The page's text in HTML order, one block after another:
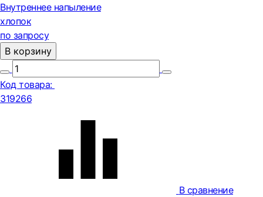
Внутреннее напыление
хлопок
по запросу
В корзину
Код товара:
319266
В сравнение